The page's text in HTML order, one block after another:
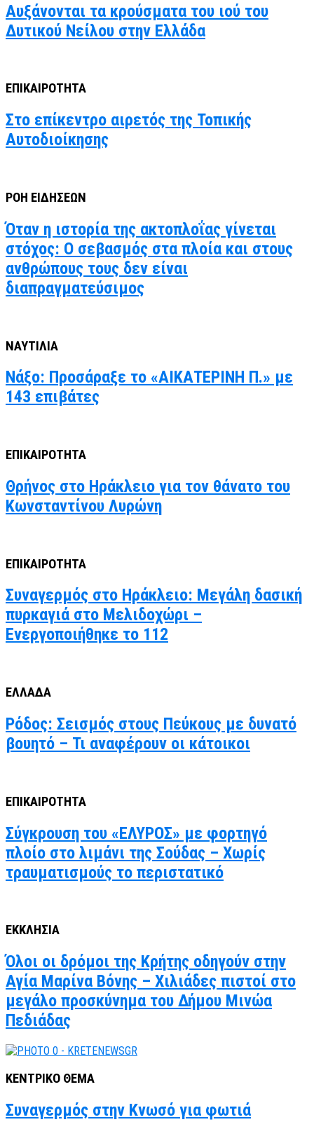
Αυξάνονται τα κρούσματα του ιού του
Δυτικού Νείλου στην Ελλάδα
ΕΠΙΚΑΙΡΟΤΗΤΑ
Στο επίκεντρο αιρετός της Τοπικής
Αυτοδιοίκησης
ΡΟΗ ΕΙΔΗΣΕΩΝ
Όταν η ιστορία της ακτοπλοΐας γίνεται
στόχος: Ο σεβασμός στα πλοία και στους
ανθρώπους τους δεν είναι
διαπραγματεύσιμος
ΝΑΥΤΙΛΙΑ
Νάξο: Προσάραξε το «ΑΙΚΑΤΕΡΙΝΗ Π.» με
143 επιβάτες
ΕΠΙΚΑΙΡΟΤΗΤΑ
Θρήνος στο Ηράκλειο για τον θάνατο του
Κωνσταντίνου Λυρώνη
ΕΠΙΚΑΙΡΟΤΗΤΑ
Συναγερμός στο Ηράκλειο: Μεγάλη δασική
πυρκαγιά στο Μελιδοχώρι –
Ενεργοποιήθηκε το 112
ΕΛΛΑΔΑ
Ρόδος: Σεισμός στους Πεύκους με δυνατό
βουητό – Τι αναφέρουν οι κάτοικοι
ΕΠΙΚΑΙΡΟΤΗΤΑ
Σύγκρουση του «ΕΛΥΡΟΣ» με φορτηγό
πλοίο στο λιμάνι της Σούδας – Χωρίς
τραυματισμούς το περιστατικό
ΕΚΚΛΗΣΙΑ
Όλοι οι δρόμοι της Κρήτης οδηγούν στην
Αγία Μαρίνα Βόνης – Χιλιάδες πιστοί στο
μεγάλο προσκύνημα του Δήμου Μινώα
Πεδιάδας
ΚΕΝΤΡΙΚΟ ΘΕΜΑ
Συναγερμός στην Κνωσό για φωτιά